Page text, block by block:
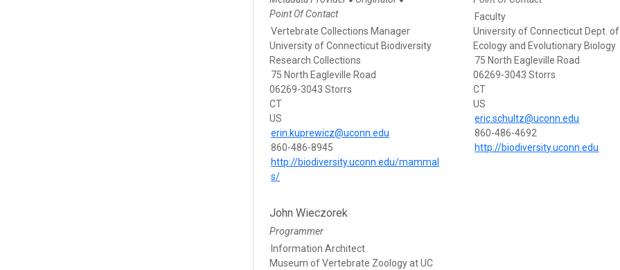
Point Of Contact
Vertebrate Collections Manager
University of Connecticut Biodiversity
Research Collections
75 North Eagleville Road
06269-3043 Storrs
CT
US
erin.kuprewicz@uconn.edu
860-486-8945
http://biodiversity.uconn.edu/mammal
s/
Faculty
University of Connecticut Dept. of
Ecology and Evolutionary Biology
75 North Eagleville Road
06269-3043 Storrs
CT
US
eric.schultz@uconn.edu
860-486-4692
http://biodiversity.uconn.edu
John Wieczorek
Programmer
Information Architect
Museum of Vertebrate Zoology at UC